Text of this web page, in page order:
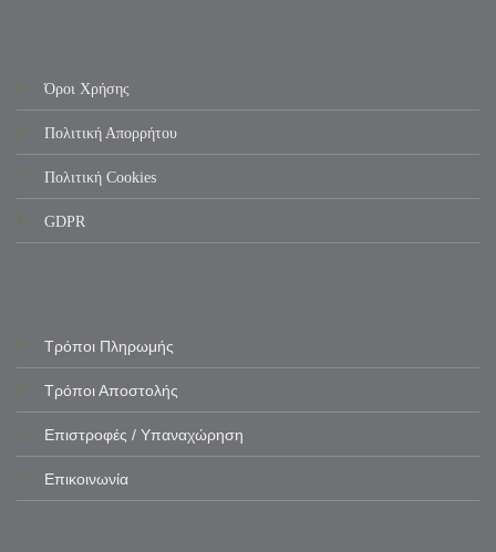
Όροι Χρήσης
Πολιτική Απορρήτου
Πολιτική Cookies
GDPR
Τρόποι Πληρωμής
Τρόποι Αποστολής
Επιστροφές / Υπαναχώρηση
Επικοινωνία